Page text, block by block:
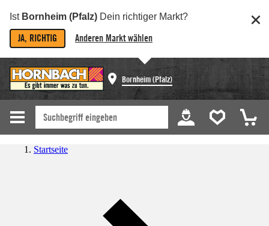
Ist Bornheim (Pfalz) Dein richtiger Markt?
JA, RICHTIG Anderen Markt wählen
Bornheim (Pfalz)
Startseite